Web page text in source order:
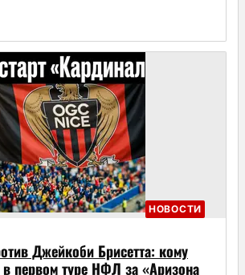
НОВОСТИ
Джейкоби Брисетта: кому
в первом туре НФЛ за «Аризона